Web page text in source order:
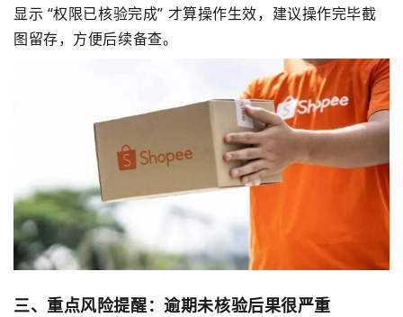
显示 “权限已核验完成” 才算操作生效，建议操作完毕截
图留存，方便后续备查。
三、重点风险提醒：逾期未核验后果很严重